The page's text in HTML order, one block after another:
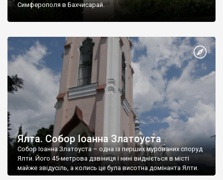
Симферополя в Бахчисарай.
Ялта. Собор Іоанна Златоуста
Собор Іоанна Златоуста – одна із перших мурованих споруд
Ялти. Його 45-метрова дзвіниця і нині видніється в місті
майже звідусіль, а колись це була висотна домінанта Ялти.